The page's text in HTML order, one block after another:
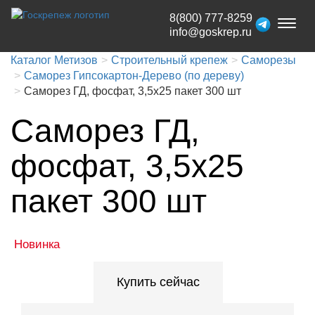
Toggle
8(800) 777-8259
info@goskrep.ru
Каталог Метизов Строительный крепеж
Саморезы
Саморез Гипсокартон-Дерево (по дереву)
Саморез ГД, фосфат, 3,5x25 пакет 300 шт
Саморез ГД,
фосфат, 3,5x25
пакет 300 шт
Новинка
Купить сейчас